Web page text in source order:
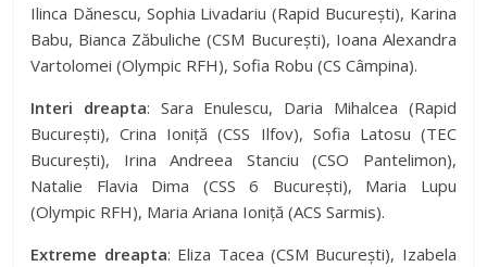
Ilinca Dănescu, Sophia Livadariu (Rapid București), Karina
Babu, Bianca Zăbuliche (CSM București), Ioana Alexandra
Vartolomei (Olympic RFH), Sofia Robu (CS Câmpina).
Interi dreapta: Sara Enulescu, Daria Mihalcea (Rapid
București), Crina Ioniță (CSS Ilfov), Sofia Latosu (TEC
București), Irina Andreea Stanciu (CSO Pantelimon),
Natalie Flavia Dima (CSS 6 București), Maria Lupu
(Olympic RFH), Maria Ariana Ioniță (ACS Sarmis).
Extreme dreapta: Eliza Tacea (CSM București), Izabela